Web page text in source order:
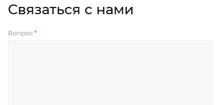
Связаться с нами
Вопрос *